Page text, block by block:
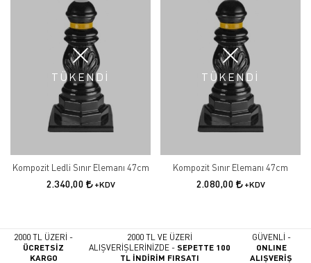
TÜKENDİ
Kompozit Ledli Sınır Elemanı 47cm
2.340,00 +KDV
TÜKENDİ
Kompozit Sınır Elemanı 47cm
2.080,00 +KDV
2000 TL ÜZERİ -
ÜCRETSİZ
KARGO
2000 TL VE ÜZERİ
ALIŞVERİŞLERİNİZDE -SEPETTE 100
TL İNDİRİM FIRSATI
GÜVENLİ -
ONLINE
ALIŞVERİŞ